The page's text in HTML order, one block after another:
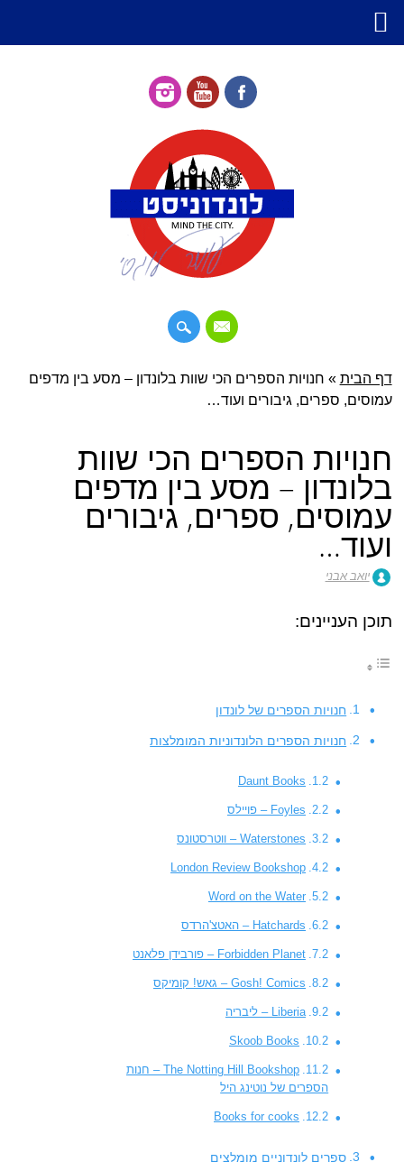
תפריט ראשי
דילוג
לתוכן
דף הבית » חנויות הספרים הכי שוות בלונדון – מסע בין מדפים
עמוסים, ספרים, גיבורים ועוד…
חנויות הספרים הכי שוות
בלונדון – מסע בין מדפים
עמוסים, ספרים, גיבורים
ועוד…
יואב אבני
תוכן העניינים:
חנויות הספרים של לונדון
חנויות הספרים הלונדוניות המומלצות
Daunt Books
Foyles – פויילס
Waterstones – ווטרסטונס
London Review Bookshop
Word on the Water
Hatchards – האטצ'הרדס
Forbidden Planet – פורבידן פלאנט
Gosh! Comics – גאש! קומיקס
Liberia – ליבריה
Skoob Books
The Notting Hill Bookshop – חנות
הספרים של נוטינג היל
Books for cooks
ספרים לונדוניים מומלצים